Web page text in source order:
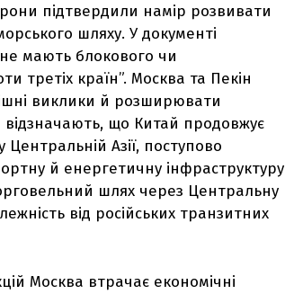
підтвердили намір розвивати
шляху. У документі
мають блокового чи
третіх країн”. Москва та Пекін
виклики й розширювати
що Китай продовжує
Азії, поступово
й енергетичну інфраструктуру
шлях через Центральну
від російських транзитних
Москва втрачає економічні